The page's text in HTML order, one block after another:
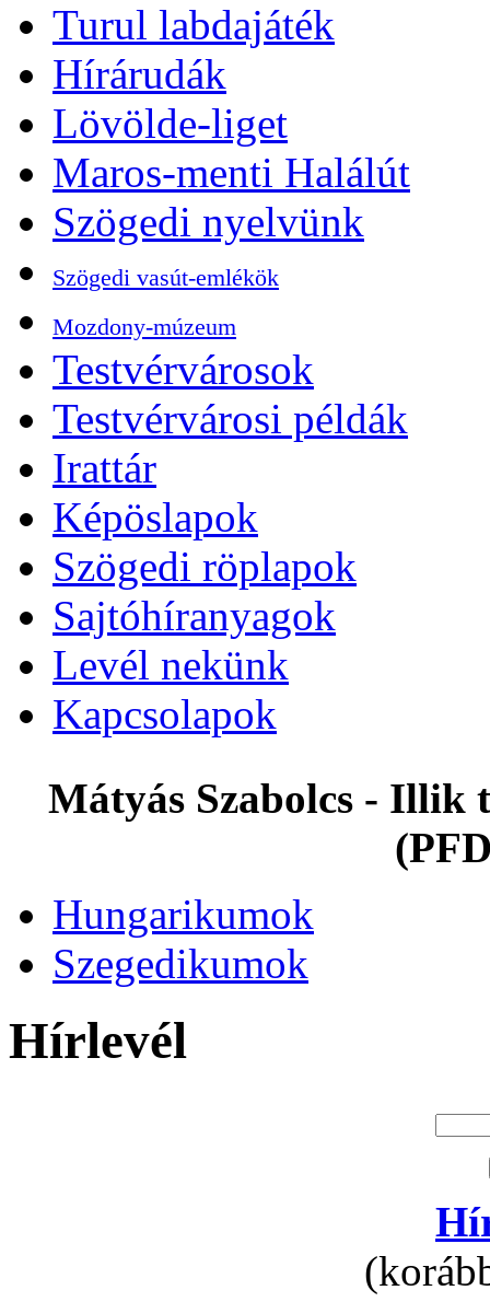
Turul labdajáték
Hírárudák
Lövölde-liget
Maros-menti Halálút
Szögedi nyelvünk
Szögedi vasút-emlékök
Mozdony-múzeum
Testvérvárosok
Testvérvárosi példák
Irattár
Képöslapok
Szögedi röplapok
Sajtóhíranyagok
Levél nekünk
Kapcsolapok
Mátyás Szabolcs - Illik
Hungarikumok
Szegedikumok
Hírlevél